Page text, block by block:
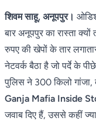
शिवम साहू, अनूपपुर।
बार अनूपपुर का रास्ता
रुपए की खेपों के तार
नेटवर्क बैठा है जो पर्दे के
पुलिस ने 300 किलो गांजा,
Ganja Mafia Inside
जवाब दिए हैं, उससे कहीं